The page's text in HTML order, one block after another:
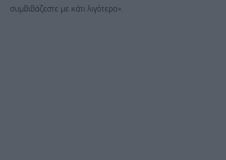
συμβιβάζεστε με κάτι λιγότερο».